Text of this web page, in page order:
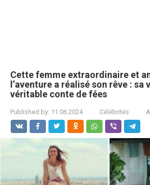
Cette femme extraordinaire et
l’aventure a réalisé son rêve : sa
véritable conte de fées
Published by: 11.06.2024 Célébrités